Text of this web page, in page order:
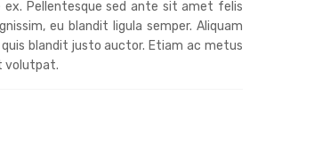
ex. Pellentesque sed ante sit amet felis
eu blandit ligula semper. Aliquam
blandit justo auctor. Etiam ac metus
volutpat.